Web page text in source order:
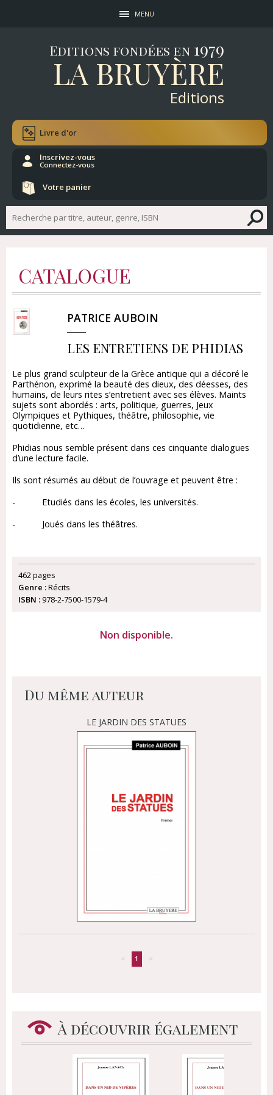
MENU
Editions fondées en 1979
LA BRUYÈRE
Editions
Livre d'or
Inscrivez-vous
Connectez-vous
Votre panier
CATALOGUE
PATRICE AUBOIN
LES ENTRETIENS DE PHIDIAS
Le plus grand sculpteur de la Grèce antique qui a décoré le
Parthénon, exprimé la beauté des dieux, des déesses, des
humains, de leurs rites s’entretient avec ses élèves. Maints
sujets sont abordés : arts, politique, guerres, Jeux
Olympiques et Pythiques, théâtre, philosophie, vie
quotidienne, etc…
Phidias nous semble présent dans ces cinquante dialogues
d’une lecture facile.
Ils sont résumés au début de l’ouvrage et peuvent être :
- Etudiés dans les écoles, les universités.
- Joués dans les théâtres.
462 pages
Genre :Récits
ISBN : 978-2-7500-1579-4
Non disponible.
Du même auteur
LE JARDIN DES STATUES
< 1 >
À découvrir également